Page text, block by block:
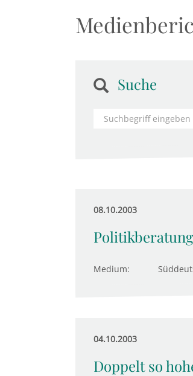
Suche
08.10.2003
Medium:
04.10.2003
Doppelt so